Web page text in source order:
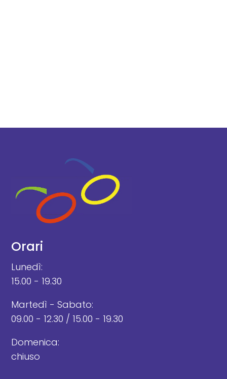
Orari
Lunedì:
15.00 - 19.30
Martedì - Sabato:
09.00 - 12.30 / 15.00 - 19.30
Domenica:
chiuso